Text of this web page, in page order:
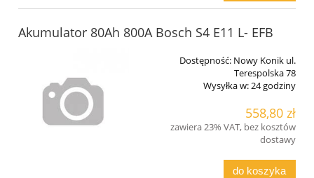
Akumulator 80Ah 800A Bosch S4 E11 L- EFB
Dostępność: Nowy Konik ul.
Terespolska 78
Wysyłka w:24 godziny
558,80 zł
zawiera 23% VAT, bez kosztów
dostawy
do koszyka